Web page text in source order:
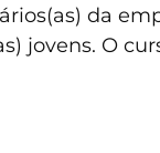
da
jovens. O